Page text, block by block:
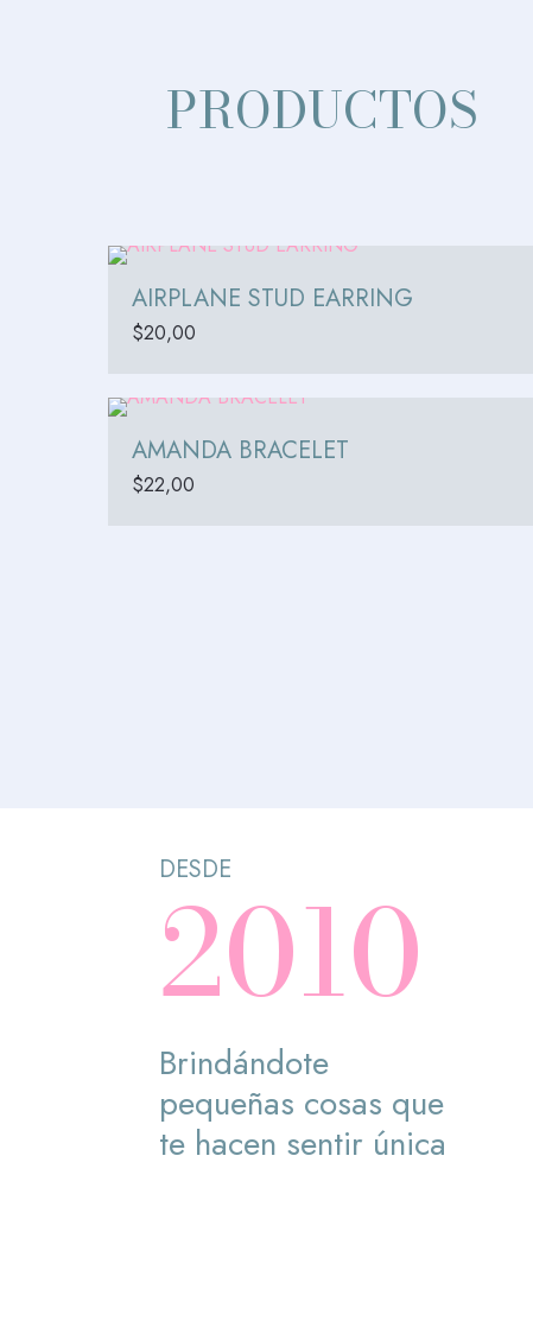
PRODUCTOS
AIRPLANE STUD EARRING
$20,00
AMANDA BRACELET
$22,00
DESDE
2010
Brindándote
pequeñas cosas que
te hacen sentir única